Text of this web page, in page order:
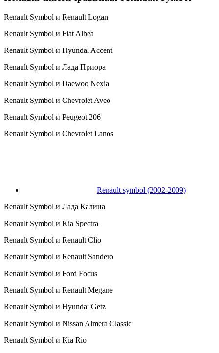
Renault Symbol и Renault Logan
Renault Symbol и Fiat Albea
Renault Symbol и Hyundai Accent
Renault Symbol и Лада Приора
Renault Symbol и Daewoo Nexia
Renault Symbol и Chevrolet Aveo
Renault Symbol и Peugeot 206
Renault Symbol и Chevrolet Lanos
Renault symbol (2002-2009)
Renault Symbol и Лада Калина
Renault Symbol и Kia Spectra
Renault Symbol и Renault Clio
Renault Symbol и Renault Sandero
Renault Symbol и Ford Focus
Renault Symbol и Renault Megane
Renault Symbol и Hyundai Getz
Renault Symbol и Nissan Almera Classic
Renault Symbol и Kia Rio